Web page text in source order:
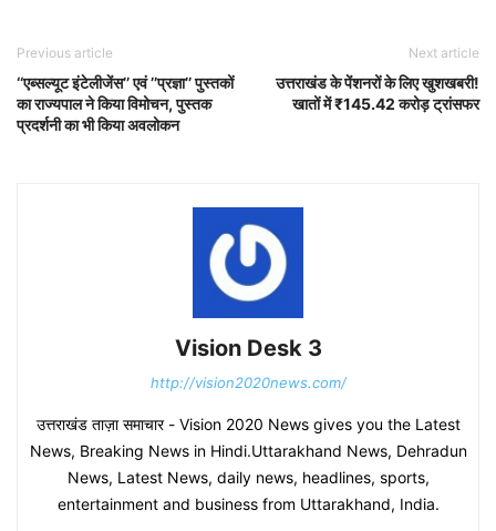
Previous article
‘‘एब्सल्यूट इंटेलीजेंस’’ एवं ’’प्रज्ञा’’ पुस्तकों
का राज्यपाल ने किया विमोचन, पुस्तक
प्रदर्शनी का भी किया अवलोकन
Next article
उत्तराखंड के पेंशनरों के लिए खुशखबरी!
खातों में ₹145.42 करोड़ ट्रांसफर
Vision Desk 3
http://vision2020news.com/
उत्तराखंड ताज़ा समाचार - Vision 2020 News gives you the Latest
News, Breaking News in Hindi.Uttarakhand News, Dehradun
News, Latest News, daily news, headlines, sports,
entertainment and business from Uttarakhand, India.